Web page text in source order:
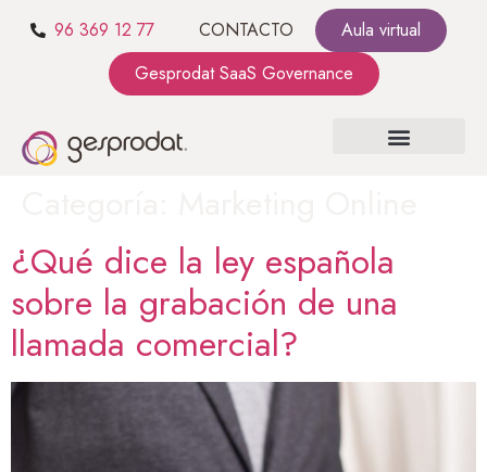
96 369 12 77 CONTACTO
Aula virtual
Gesprodat SaaS Governance
¿Qué dice la ley española
sobre la grabación de una
llamada comercial?